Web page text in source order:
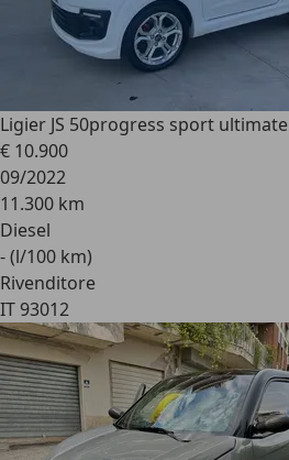
Ligier JS 50progress sport ultimate
€ 10.900
09/2022
11.300 km
Diesel
- (l/100 km)
Rivenditore
IT 93012